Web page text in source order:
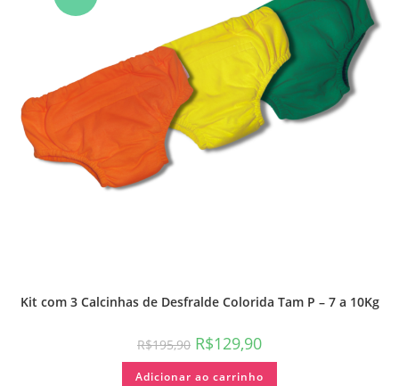
Kit com 3 Calcinhas de Desfralde Colorida Tam P – 7 a 10Kg
R$195,90 R$129,90
Adicionar ao carrinho